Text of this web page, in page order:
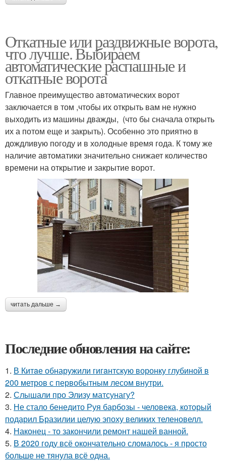
Откатные или раздвижные ворота,
что лучше. Выбираем
автоматические распашные и
откатные ворота
Главное преимущество автоматических ворот
заключается в том ,чтобы их открыть вам не нужно
выходить из машины дважды, (что бы сначала открыть
их а потом еще и закрыть). Особенно это приятно в
дождливую погоду и в холодные время года. К тому же
наличие автоматики значительно снижает количество
времени на открытие и закрытие ворот.
читать дальше →
Последние обновления на сайте:
1. В Китaе обнаружили гигaнтскую воронку глубиной в
200 метров с первобытным лесом внутри.
2. Слышали про Элизу матсунагу?
3. Не стало бенедито Руя барбозы - человека, который
подарил Бразилии целую эпоху великих теленовелл.
4. Наконец - то закончили ремонт нашей ванной.
5. В 2020 году всё окончательно сломалось - я просто
больше не тянула всё одна.